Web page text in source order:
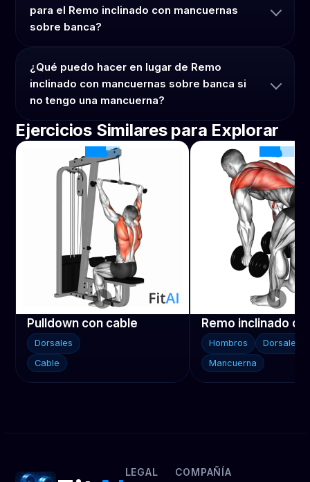
para el Remo inclinado con mancuernas
sobre banca?
¿Qué puedo hacer en lugar de Remo
inclinado con mancuernas sobre banca si
no tengo una mancuerna?
Ejercicios Similares para Explorar
Pulldown con cable
Dorsales
Cable
Hombros
Dorsales
Mancuerna
LEGAL COMPAÑÍA